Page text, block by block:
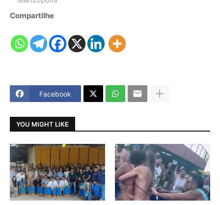
Compartilhe
Facebook
YOU MIGHT LIKE